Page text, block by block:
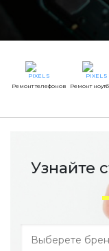
Ремонт телефонов Ремонт
Узнайте